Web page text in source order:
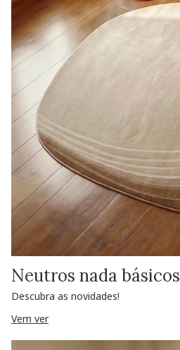
Neutros nada básicos
Descubra as novidades!
Vem ver